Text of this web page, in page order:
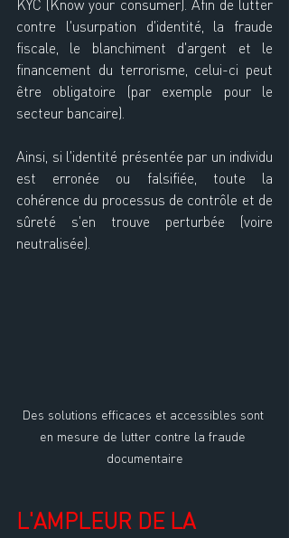
KYC (Know your consumer). Afin de lutter
contre l'usurpation d'identité, la fraude
fiscale, le blanchiment d'argent et le
financement du terrorisme, celui-ci peut
être obligatoire (par exemple pour le
secteur bancaire).
Ainsi, si l'identité présentée par un individu
est erronée ou falsifiée, toute la
cohérence du processus de contrôle et de
sûreté s'en trouve perturbée (voire
neutralisée).
Des solutions efficaces et accessibles sont
en mesure de lutter contre la fraude
documentaire
L'AMPLEUR DE LA